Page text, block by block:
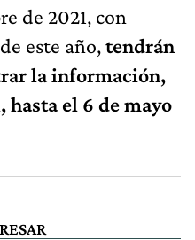
de 2021, con
este año,tendrán
la información,
hasta el 6 de mayo